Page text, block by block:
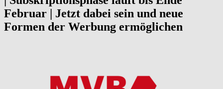
Februar | Jetzt dabei sein und neue
Formen der Werbung ermöglichen